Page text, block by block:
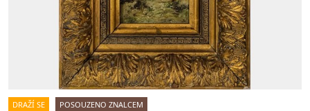
DRAŽÍ SE POSOUZENO ZNALCEM